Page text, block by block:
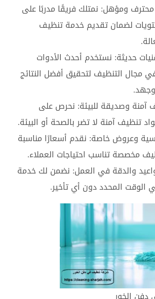
ومؤهل: نمتلك فريقًا مدربًا على
لضمان تقديم خدمة تنظيف
حديثة: نستخدم أحدث الأدوات
مجال التنظيف لتحقيق أفضل النتائج
آمنة وصديقة للبيئة: نحرص على
تنظيف آمنة لا تضر بالصحة أو البيئة.
وعروض خاصة: نقدم أسعارًا مناسبة
مخصصة تناسب احتياجات العملاء.
والدقة في العمل: نضمن لك خدمة
الوقت المحدد دون أي تأخير.